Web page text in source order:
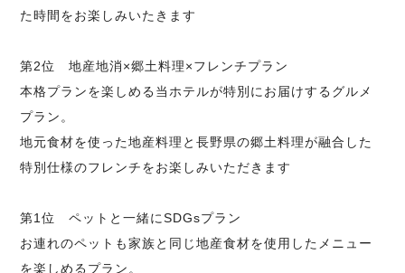
た時間をお楽しみいたきます
第2位 地産地消×郷土料理×フレンチプラン
本格プランを楽しめる当ホテルが特別にお届けするグルメ
プラン。
地元食材を使った地産料理と長野県の郷土料理が融合した
特別仕様のフレンチをお楽しみいただきます
第1位 ペットと一緒にSDGsプラン
お連れのペットも家族と同じ地産食材を使用したメニュー
を楽しめるプラン。